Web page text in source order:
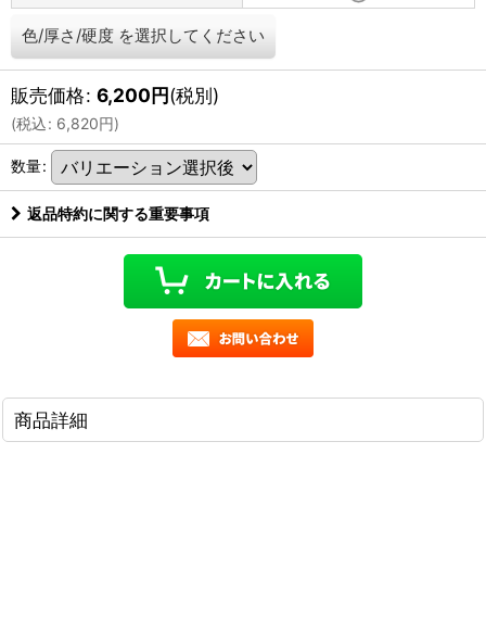
色/厚さ/硬度 を選択してください
販売価格: 6,200円(税別)
(税込: 6,820円)
数量:
返品特約に関する重要事項
商品詳細